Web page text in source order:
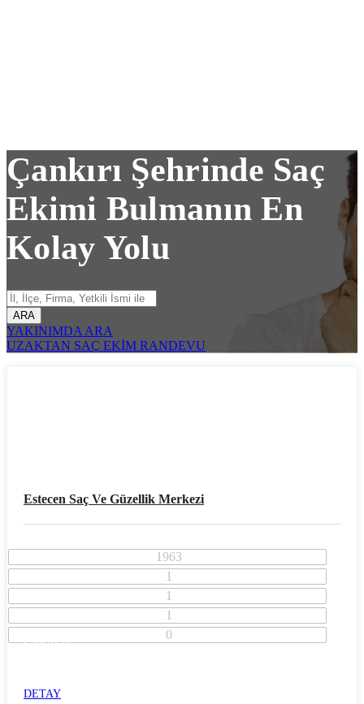
Çankırı Şehrinde Saç
Ekimi Bulmanın En
Kolay Yolu
ARA
YAKINIMDA ARA
UZAKTAN SAÇ EKİM RANDEVU
Estecen Saç Ve Güzellik Merkezi
1963
1
1
1
0
Çankırı İli
DETAY